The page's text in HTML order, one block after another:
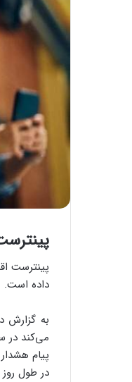
پینترست
داده است.
به گزارش
می‌کند در
پیام
در طول